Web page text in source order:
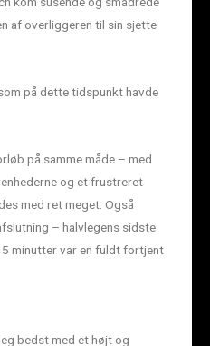
af overliggeren til sin sjette
på dette tidspunkt havde
på samme måde – med
og et frustreret
med ret meget. Også
– halvlegens sidste
minutter var en fuldt fortjent
bedst med et højt og